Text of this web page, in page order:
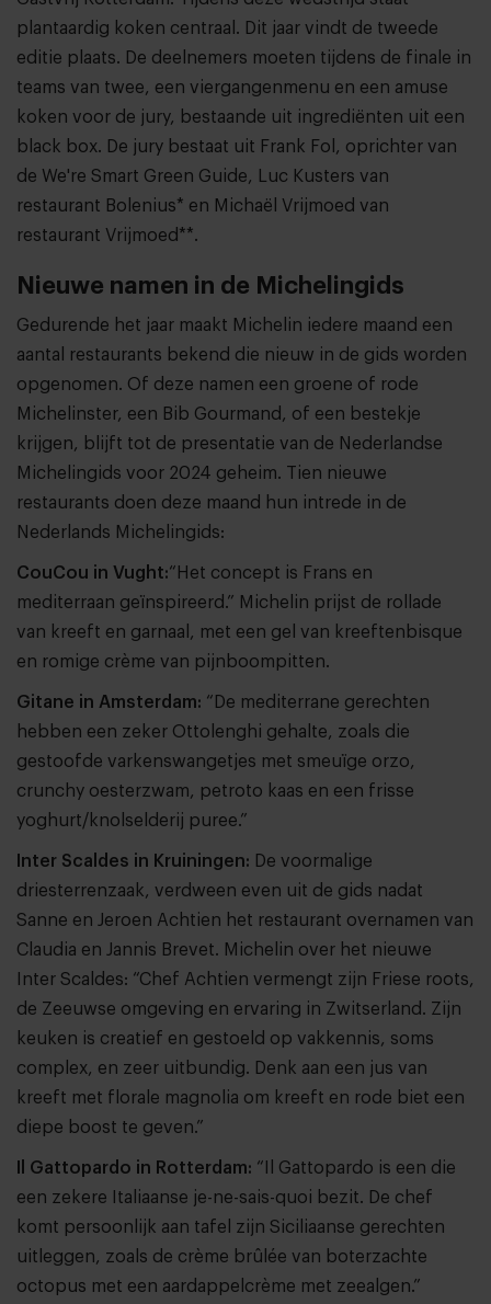
plantaardig koken centraal. Dit jaar vindt de tweede
editie plaats. De deelnemers moeten tijdens de finale in
teams van twee, een viergangenmenu en een amuse
koken voor de jury, bestaande uit ingrediënten uit een
black box. De jury bestaat uit Frank Fol, oprichter van
de We're Smart Green Guide, Luc Kusters van
restaurant Bolenius* en Michaël Vrijmoed van
restaurant Vrijmoed**.
Nieuwe namen in de Michelingids
Gedurende het jaar maakt Michelin iedere maand een
aantal restaurants bekend die nieuw in de gids worden
opgenomen. Of deze namen een groene of rode
Michelinster, een Bib Gourmand, of een bestekje
krijgen, blijft tot de presentatie van de Nederlandse
Michelingids voor 2024 geheim. Tien nieuwe
restaurants doen deze maand hun intrede in de
Nederlands Michelingids:
CouCou in Vught:“Het concept is Frans en
mediterraan geïnspireerd.” Michelin prijst de rollade
van kreeft en garnaal, met een gel van kreeftenbisque
en romige crème van pijnboompitten.
Gitane in Amsterdam: “De mediterrane gerechten
hebben een zeker Ottolenghi gehalte, zoals die
gestoofde varkenswangetjes met smeuïge orzo,
crunchy oesterzwam, petroto kaas en een frisse
yoghurt/knolselderij puree.”
Inter Scaldes in Kruiningen:
De voormalige
driesterrenzaak, verdween even uit de gids nadat
Sanne en Jeroen Achtien het restaurant overnamen van
Claudia en Jannis Brevet. Michelin over het nieuwe
Inter Scaldes: “Chef Achtien vermengt zijn Friese roots,
de Zeeuwse omgeving en ervaring in Zwitserland. Zijn
keuken is creatief en gestoeld op vakkennis, soms
complex, en zeer uitbundig. Denk aan een jus van
kreeft met florale magnolia om kreeft en rode biet een
diepe boost te geven.”
Il Gattopardo in Rotterdam: “Il Gattopardo is een die
een zekere Italiaanse je-ne-sais-quoi bezit. De chef
komt persoonlijk aan tafel zijn Siciliaanse gerechten
uitleggen, zoals de crème brûlée van boterzachte
octopus met een aardappelcrème met zeealgen.”